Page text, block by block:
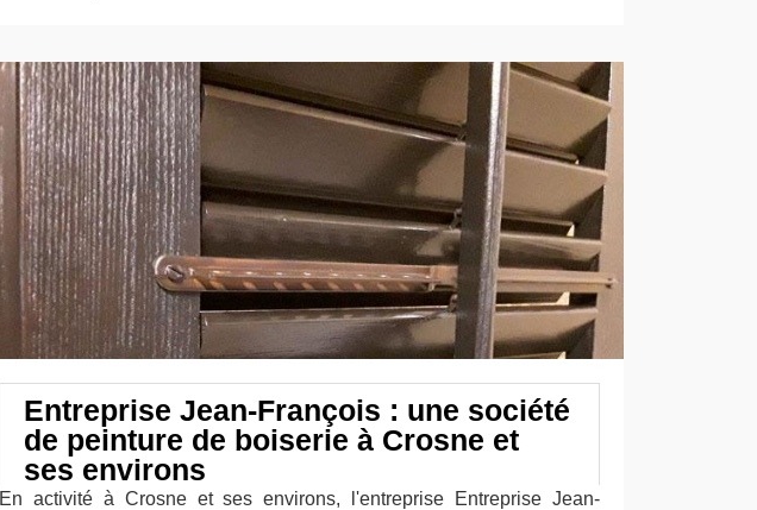
Entreprise Jean-François : une société
de peinture de boiserie à Crosne et
ses environs
En activité à Crosne et ses environs, l'entreprise Entreprise Jean-